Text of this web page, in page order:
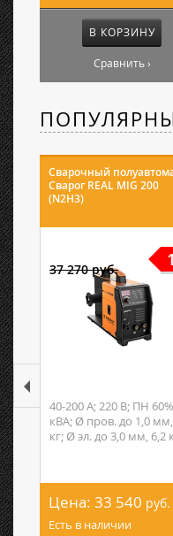
В КОРЗИНУ
Сравнить ›
Сварочный
Сварог REAL MIG 200
(N2H3)
37 270 руб.
40-200 А; 220 В; ПН
кВА; Ø пров. до 1,0
кг; Ø эл. до 3,0 мм, 6,2
Цена: 33 540 руб.
Есть в наличии